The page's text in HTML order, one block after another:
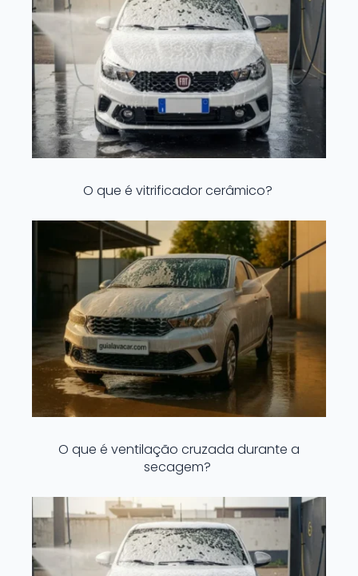
O que é vitrificador cerâmico?
O que é ventilação cruzada durante a
secagem?